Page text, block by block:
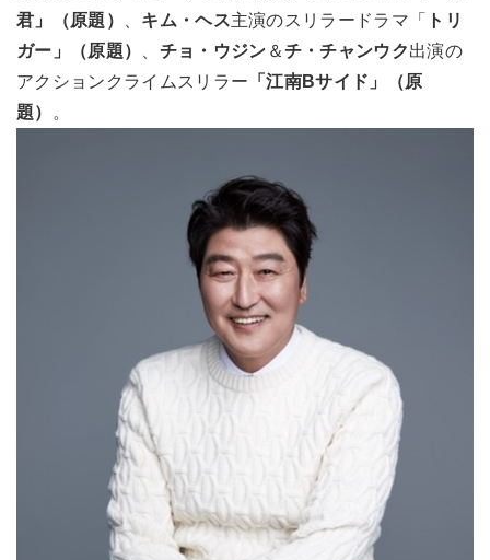
君」（原題）
キム・ヘス主演のスリラードラマ「
トリ
ガー」（原題）
チョ・ウジン ＆チ・チャンウク出演の
アクションクライムスリラー 「江南Bサイド」（原
題）
。